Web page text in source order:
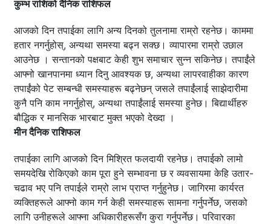
कुम्भ राशिको दैनिक राशिफल
आजको दिन तपाईका लागि अन्य दिनको तुलनामा राम्रो रहनेछ। काममा
हतार नगर्नुहोस्, अन्यथा समस्या बढ्न सक्छ। व्यापारमा राम्रो उछाल
आउनेछ । सन्तानको पक्षबाट केही शुभ समाचार सुन्न सकिनेछ। तपाईंले
आफ्नो खानपानमा ध्यान दिनु आवश्यक छ, अन्यथा लापरवाहीका कारण
तपाईंको पेट सम्बन्धी समस्याहरू बढ्नेछन् जसले तपाईंलाई साझेदारीमा
कुनै पनि काम नगर्नुहोस्, अन्यथा तपाईंलाई समस्या हुनेछ। बिद्यार्थीहरु
बौद्धिक र मानसिक भारबाट मुक्त भएको देख्दा ।
मीन दैनिक राशिफल
तपाईका लागि आजको दिन मिश्रित फलदायी रहनेछ। तपाईको लामो
समयदेखि रोकिएको काम पूरा हुने सम्भावना छ र व्यवसायमा केहि उतार-
चढाव भए पनि तपाईले राम्रो लाभ प्राप्त गर्नुहुनेछ। जागिरमा कार्यरत
व्यक्तिहरूले आफ्नो काम गर्न केही समस्याहरू सामना गर्नुपर्नेछ, जसको
लागि उनीहरूले आफ्ना अधिकारीहरूसँग कुरा गर्नुपर्नेछ। परिवारका